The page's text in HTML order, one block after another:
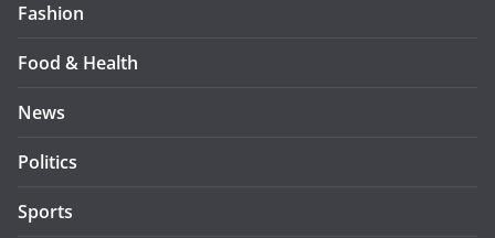
Fashion
Food & Health
News
Politics
Sports